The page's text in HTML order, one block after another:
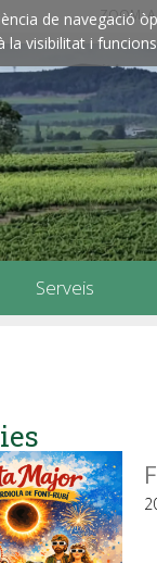
de
visibilitat i
ZOOM:
Serveis